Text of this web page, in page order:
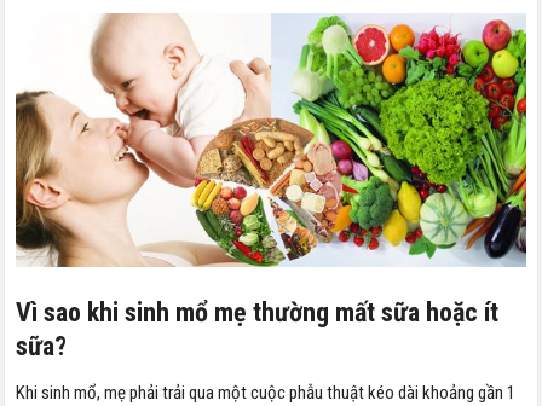
Vì sao khi sinh mổ mẹ thường mất sữa hoặc ít
sữa?
Khi sinh mổ, mẹ phải trải qua một cuộc phẫu thuật kéo dài khoảng gần 1